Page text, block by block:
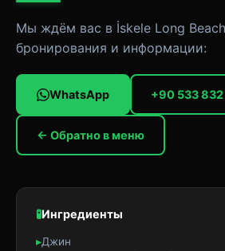
Мы ждём вас в İskele Long
бронирования и информации:
WhatsApp +90 533
← Обратно в меню
🧪Ингредиенты
▸Джин